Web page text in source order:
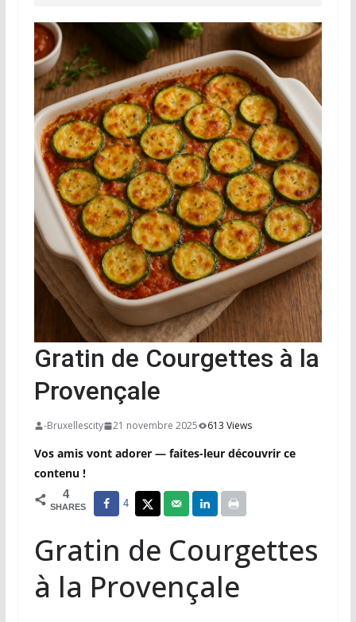
Gratin de Courgettes à la
Provençale
-Bruxellescity 21 novembre 2025 613 Views
Vos amis vont adorer — faites-leur découvrir ce
contenu !
4
SHARES 4
Gratin de Courgettes
à la Provençale